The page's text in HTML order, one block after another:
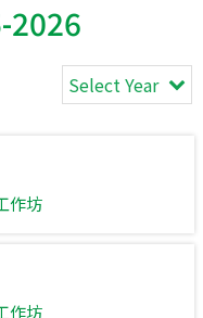
2026
Select Year
作坊
作坊